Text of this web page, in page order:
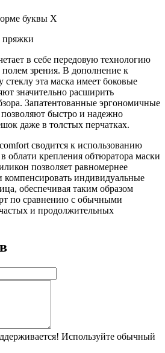
буквы X
пряжки
в себе передовую технологию
зрения. В дополнение к
эта маска имеет боковые
значительно расширить
Запатентованные эргономичные
быстро и надежно
даже в толстых перчатках.
сводится к использованию
облати крепления обтюратора маски
позволяет равномернее
компенсировать индивидуальные
обеспечивая таким образом
по сравнению с обычными
и продолжительных
Используйте обычный